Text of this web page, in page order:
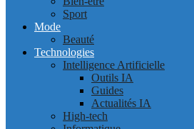
Sport
Mode
Beauté
Technologies
Intelligence Artificielle
Outils IA
Guides
Actualités IA
High-tech